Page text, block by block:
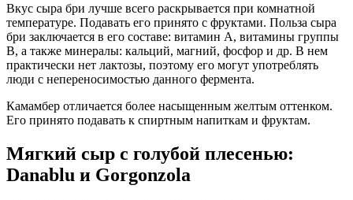
Вкус сыра бри лучше всего раскрывается при комнатной
температуре. Подавать его принято с фруктами. Польза сыра
бри заключается в его составе: витамин А, витамины группы
В, а также минералы: кальций, магний, фосфор и др. В нем
практически нет лактозы, поэтому его могут употреблять
люди с непереносимостью данного фермента.
Камамбер отличается более насыщенным желтым оттенком.
Его принято подавать к спиртным напиткам и фруктам.
Мягкий сыр с голубой плесенью:
Danablu и Gorgonzola